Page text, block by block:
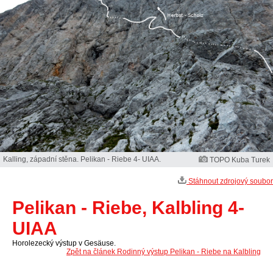
Kalling, západní stěna. Pelikan - Riebe 4- UIAA. TOPO Kuba Turek
Stáhnout zdrojový soubor
Pelikan - Riebe, Kalbling 4-
UIAA
Horolezecký výstup v Gesäuse.
Zpět na článek Rodinný výstup Pelikan - Riebe na Kalbling